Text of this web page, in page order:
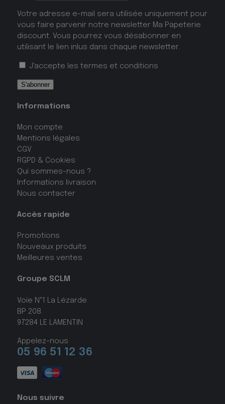
Votre adresse e-mail sera utilisée uniquement pour
vous faire parvenir notre newsletter Ma Papeterie
discount. Vous pourrez vous désabonner en
utilisant le lien inlus dans chaque newsletter.
J'accepte les termes et conditions
Informations
Mon compte
Mentions légales
CGV
RGPD & Cookies
Qui sommes-nous ?
Informations livraison
Nous contacter
Accès rapide
Promotions
Nouveaux produits
Meilleures ventes
Groupe SCLM
Voie N°1 La Lézarde
BP 208
97284 LE LAMENTIN
Appelez-nous
05 96 51 12 36
Nous suivre